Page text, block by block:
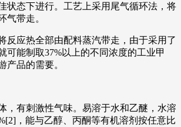
状态下进行。工艺上采用尾气循环法，将
气带走。
反应热全部由配料蒸汽带走，由于采用了
可能制取37%以上的不同浓度的工业甲
产品的需要。
，有刺激性气味。易溶于水和乙醚，水溶
，能与乙醇、丙酮等有机溶剂按任意比